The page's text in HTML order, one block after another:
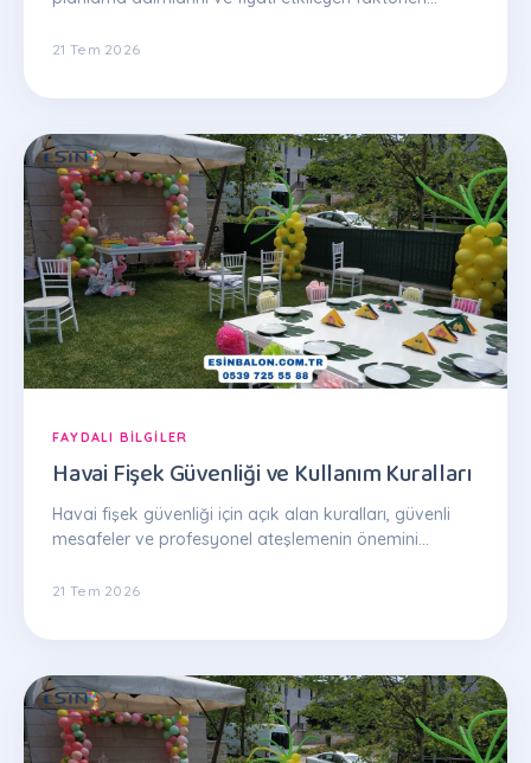
21 Tem 2026
FAYDALI BILGILER
Havai Fişek Güvenliği ve Kullanım Kuralları
Havai fişek güvenliği için açık alan kuralları, güvenli
mesafeler ve profesyonel ateşlemenin önemini
21 Tem 2026